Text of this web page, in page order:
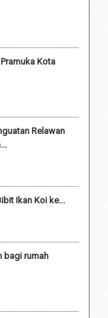
Kota
Relawan
Ikan Koi ke...
bagi rumah